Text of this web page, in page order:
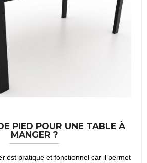
PIED POUR UNE TABLE À
MANGER ?
est pratique et fonctionnel car il permet